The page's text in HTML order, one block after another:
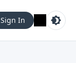
Sign In